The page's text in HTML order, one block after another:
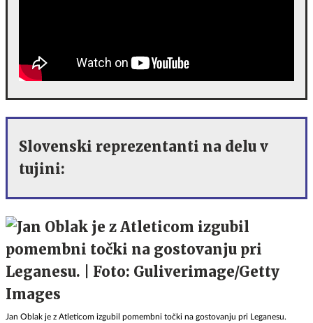
Slovenski reprezentanti na delu v
tujini:
Jan Oblak je z Atleticom izgubil pomembni točki na gostovanju pri Leganesu.